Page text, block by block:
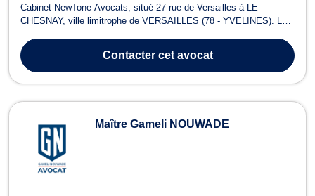
Cabinet NewTone Avocats, situé 27 rue de Versailles à LE
CHESNAY, ville limitrophe de VERSAILLES (78 - YVELINES). Le
de la construction (litiges afférents à la signature des ventes
immobilières, litiges de constru...
Contactercet avocat
Maître Gameli NOUWADE